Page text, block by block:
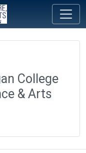
College
& Arts